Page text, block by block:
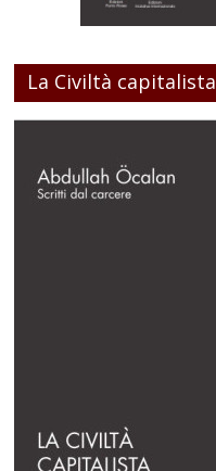
La Civiltà capitalista